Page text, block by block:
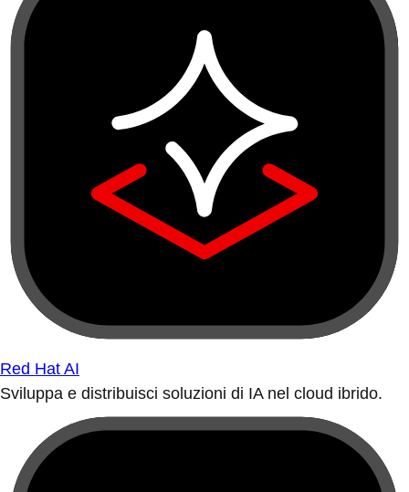
Red Hat AI
Sviluppa e distribuisci soluzioni di IA nel cloud ibrido.